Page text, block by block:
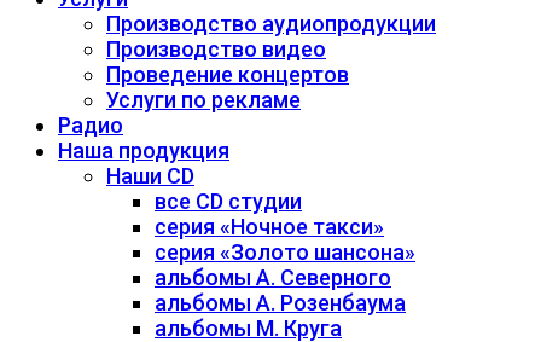
Производство аудиопродукции
Производство видео
Проведение концертов
Услуги по рекламе
Радио
Наша продукция
Наши CD
все CD студии
серия «Ночное такси»
серия «Золото шансона»
альбомы А. Северного
альбомы А. Розенбаума
альбомы М. Круга